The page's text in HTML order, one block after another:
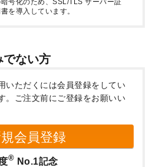
号化のため、SSL/TLS サーバー証
を導入しています。
でない方
いただくには会員登録をしてい
。
ご注文前にご登録をお願いい
会員登録
® No.1記念